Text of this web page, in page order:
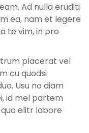
Ad nulla eruditi
ea, nam et legere
te vim, in pro
placerat vel
cu quodsi
Usu no diam
id mel partem
elitr labore